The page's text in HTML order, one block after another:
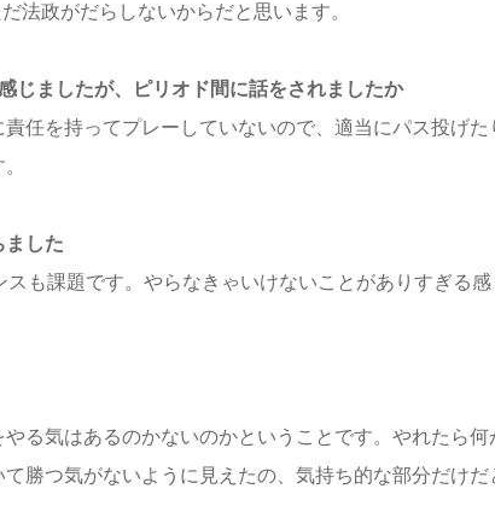
法政がだらしないからだと思います。
じましたが、ピリオド間に話をされましたか
任を持ってプレーしていないので、適当にパス投げた
した
も課題です。やらなきゃいけないことがありすぎる感
る気はあるのかないのかということです。やれたら何
勝つ気がないように見えたの、気持ち的な部分だけだ